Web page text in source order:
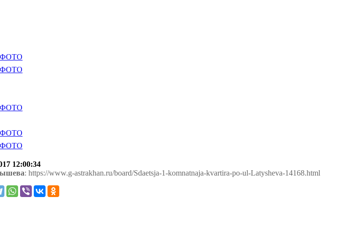
12:00:34
: https://www.g-astrakhan.ru/board/Sdaetsja-1-komnatnaja-kvartira-po-ul-Latysheva-14168.html